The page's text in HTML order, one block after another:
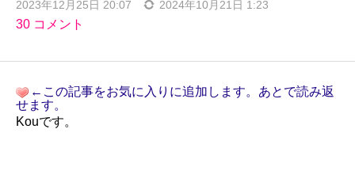
2023年12月25日 20:07 2024年10月21日 1:23
30 コメント
←この記事をお気に入りに追加します。あとで読み返
せます。
Kouです。